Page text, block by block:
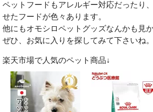
ペットフードもアレルギー対応だったり
せたフードが色々あります。
他にもオモシロペットグッズなんかも見か
ぜひ、お気に入りを探してみて下さいね。
楽天市場で人気のペット商品↓